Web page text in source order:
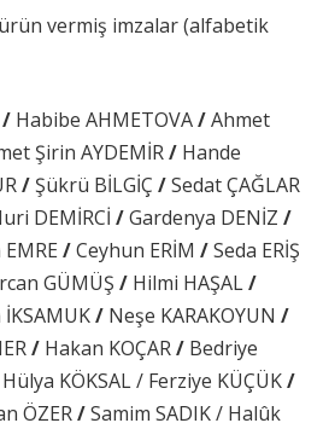
vermiş imzalar (alfabetik
/ Habibe AHMETOVA/Ahmet
Şirin AYDEMİR/ Hande
/ Şükrü BİLGİÇ /Sedat ÇAĞLAR
DEMİRCİ /Gardenya DENİZ /
/Ceyhun ERİM /Seda ERİŞ
GÜMÜŞ / Hilmi HAŞAL/
/ Neşe KARAKOYUN /
/ Hakan KOÇAR/ Bedriye
Hülya KÖKSAL / Ferziye KÜÇÜK/
ÖZER/Samim SADIK / Halûk